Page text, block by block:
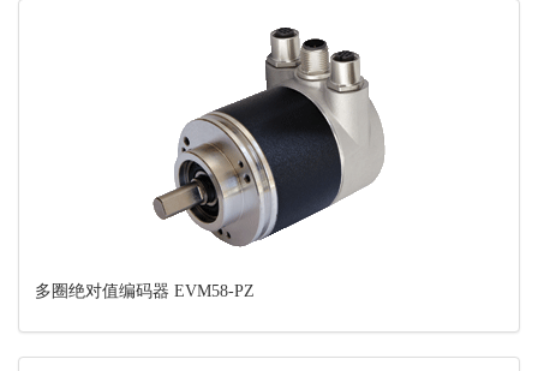
多圈绝对值编码器 EVM58-PZ